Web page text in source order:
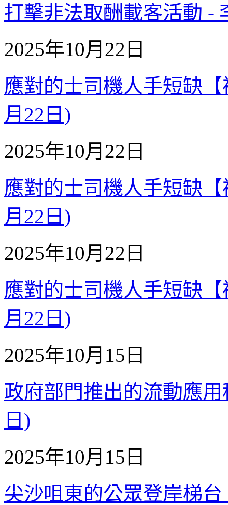
打擊非法取酬載客活動 -
2025年10月22日
應對的士司機人手短缺
月22日)
2025年10月22日
應對的士司機人手短缺
月22日)
2025年10月22日
應對的士司機人手短缺
月22日)
2025年10月15日
政府部門推出的流動應
日)
2025年10月15日
尖沙咀東的公眾登岸梯